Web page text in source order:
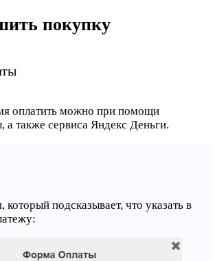
покупку
оплатить можно при помощи
а также сервиса Яндекс Деньги.
который подсказывает, что указать в